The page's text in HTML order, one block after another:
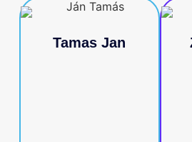
Tamas Jan